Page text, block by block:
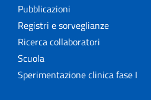
Pubblicazioni
Registri e sorveglianze
Ricerca collaboratori
Scuola
Sperimentazione clinica fase I